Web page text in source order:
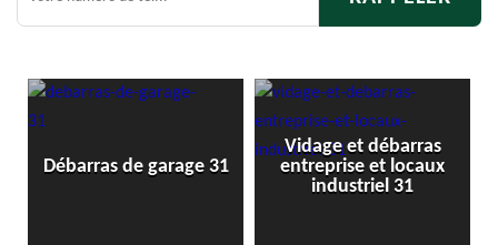
Débarras de garage 31
Vidage et débarras
entreprise et locaux
industriel 31